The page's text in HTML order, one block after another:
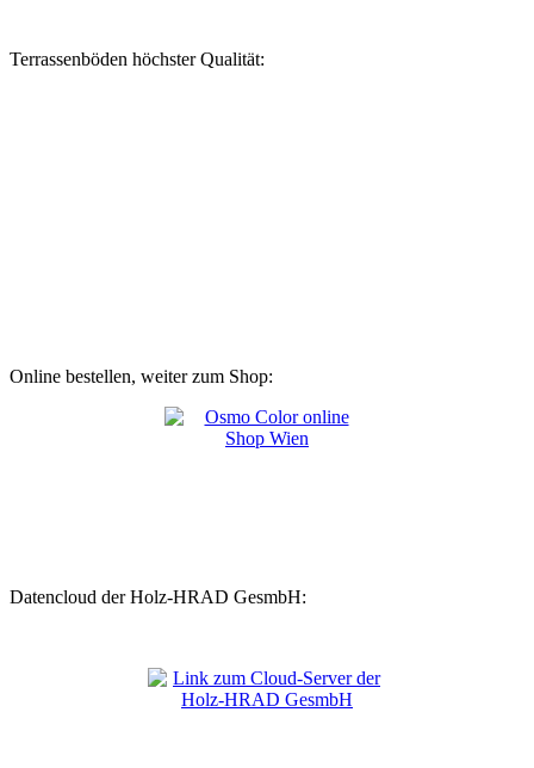
Terrassenböden höchster Qualität:
Online bestellen, weiter zum Shop:
Datencloud der Holz-HRAD GesmbH: